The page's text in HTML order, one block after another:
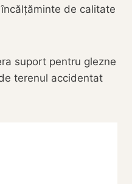
de calitate
suport pentru glezne
terenul accidentat